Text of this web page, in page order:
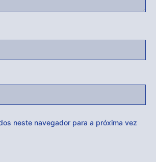
neste navegador para a próxima vez